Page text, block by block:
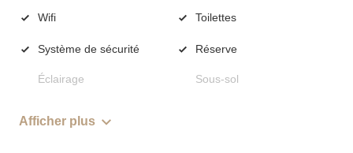
Wifi Toilettes
Système de sécurité Réserve
Éclairage Sous-sol
Afficher plus